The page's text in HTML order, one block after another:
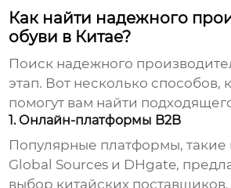
Как найти надежного
обуви в Китае?
Поиск надежного
этап. Вот несколько способов,
помогут вам найти
1. Онлайн-платформы B2B
Популярные платформы, такие
Global Sources и DHgate,
выбор китайских